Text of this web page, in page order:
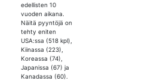
edellisten 10
vuoden aikana.
Näitä pyyntöjä on
tehty eniten
USA:ssa (518 kpl),
Kiinassa (223),
Koreassa (74),
Japanissa (67) ja
Kanadassa (60).